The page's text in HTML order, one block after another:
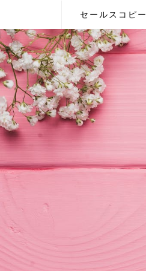
セールスコピー